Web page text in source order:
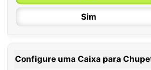
Sim
Configure uma Caixa para